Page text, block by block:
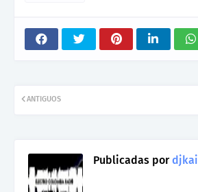
ANTIGUOS
Publicadas por